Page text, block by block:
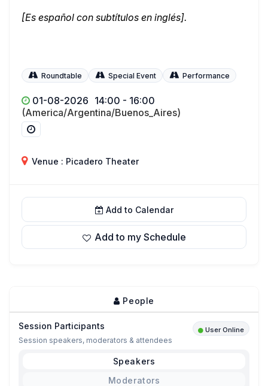
[Es español con subtítulos en inglés].
Roundtable Special Event Performance
01-08-2026 14:00 - 16:00
(America/Argentina/Buenos_Aires)
Venue : Picadero Theater
Add to Calendar
Add to my Schedule
People
Session Participants User Online
Session speakers, moderators & attendees
Speakers
Moderators